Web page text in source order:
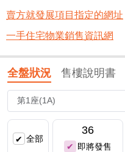
賣方就發展項目指定的網址
一手住宅物業銷售資訊網
全盤狀況 售樓說明書
全部
36
即將發售